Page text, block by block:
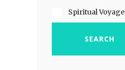
Spiritual Voyage
SEARCH